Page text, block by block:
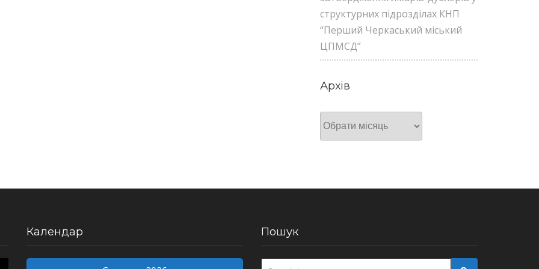
структурних підрозділах КНП
“Перший Черкаський міський
ЦПМСД”
Архів
Архів
Календар Пошук